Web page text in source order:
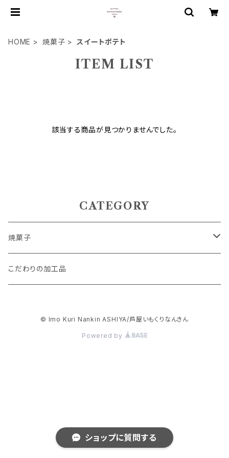
HOME 焼菓子 スイートポテト
ITEM LIST
該当する商品が見つかりませんでした。
CATEGORY
焼菓子
パウンドケーキ
こだわりの加工品
© Imo Kuri Nankin ASHIYA/芦屋いもくりなんきん
Powered by
ショップに質問する